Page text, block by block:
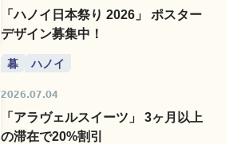
「ハノイ日本祭り 2026」 ポスター
デザイン募集中！
暮 ハノイ
2026.07.04
「アラヴェルスイーツ」 3ヶ月以上
の滞在で20%割引